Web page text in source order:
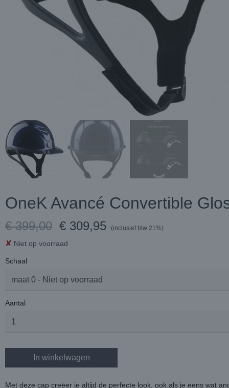
OneK Avancé Convertible
€ 399,00 € 309,95 (inclusief btw 21%)
✘ Niet op voorraad
Schaal
Aantal
In winkelwagen
Met deze cap creëer je altijd de perfecte look, ook als je eens wat